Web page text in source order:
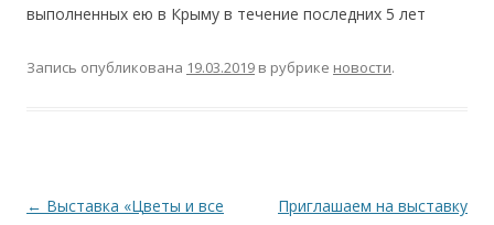
выполненных ею в Крыму в течение последних 5 лет
Запись опубликована 19.03.2019 в рубрике новости.
Навигация
← Выставка «Цветы и все
Приглашаем на выставку